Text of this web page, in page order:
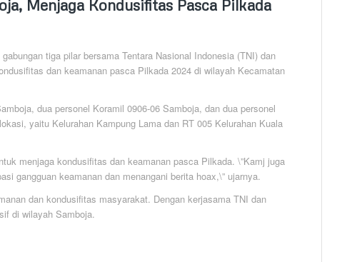
Menjaga Kondusifitas Pasca Pilkada
tiga pilar bersama Tentara Nasional Indonesia (TNI) dan
dan keamanan pasca Pilkada 2024 di wilayah Kecamatan
dua personel Koramil 0906-06 Samboja, dan dua personel
yaitu Kelurahan Kampung Lama dan RT 005 Kelurahan Kuala
menjaga kondusifitas dan keamanan pasca Pilkada. \”Kamj juga
gangguan keamanan dan menangani berita hoax,\” ujarnya.
dan kondusifitas masyarakat. Dengan kerjasama TNI dan
di wilayah Samboja.